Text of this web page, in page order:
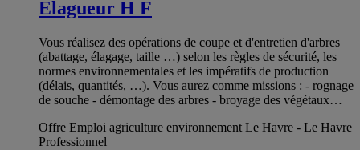
Elagueur H F
Vous réalisez des opérations de coupe et d'entretien d'arbres
(abattage, élagage, taille …) selon les règles de sécurité, les
normes environnementales et les impératifs de production
(délais, quantités, …). Vous aurez comme missions : - rognage
de souche - démontage des arbres - broyage des végétaux…
Offre Emploi agriculture environnement Le Havre - Le Havre
Professionnel